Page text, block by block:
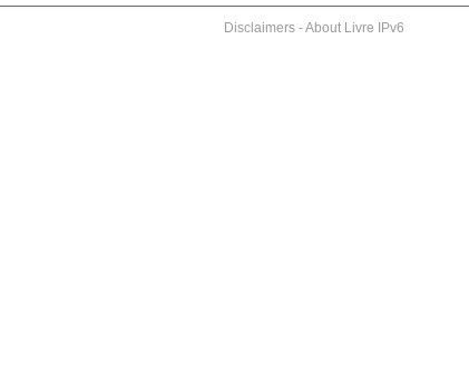
Disclaimers-About Livre IPv6